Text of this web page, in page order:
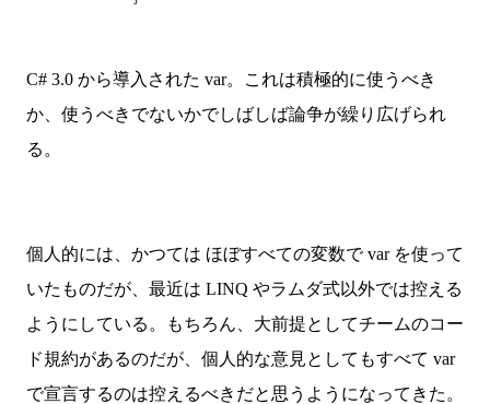
C# 3.0 から導入された var。これは積極的に使うべき
か、使うべきでないかでしばしば論争が繰り広げられ
る。
個人的には、かつては ほぼすべての変数で var を使って
いたものだが、最近は LINQ やラムダ式以外では控える
ようにしている。もちろん、大前提としてチームのコー
ド規約があるのだが、個人的な意見としてもすべて var
で宣言するのは控えるべきだと思うようになってきた。